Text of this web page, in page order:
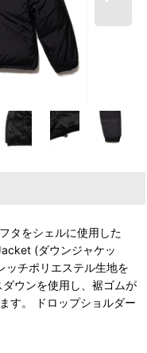
タをシェルに使用した
(ダウンジャケッ
ッチポリエステル生地を
ウンを使用し、裾ゴムが
す。 ドロップショルダー